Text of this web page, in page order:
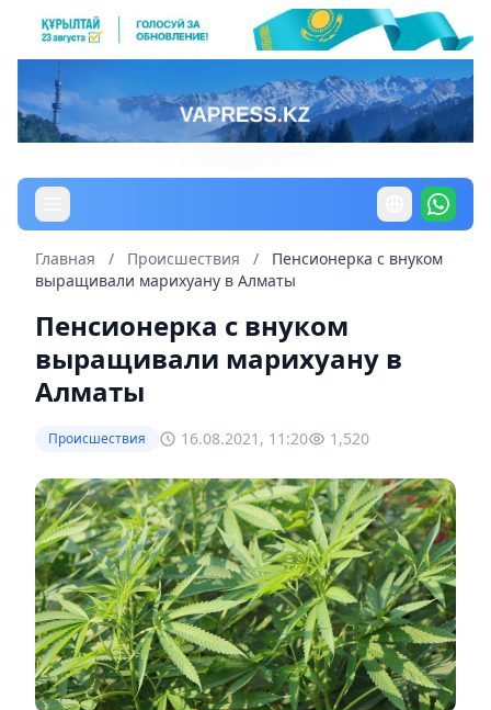
Главная / Происшествия /
Пенсионерка с внуком
выращивали марихуану в Алматы
Пенсионерка с внуком
выращивали марихуану в
Алматы
Происшествия 16.08.2021, 11:20 1,520